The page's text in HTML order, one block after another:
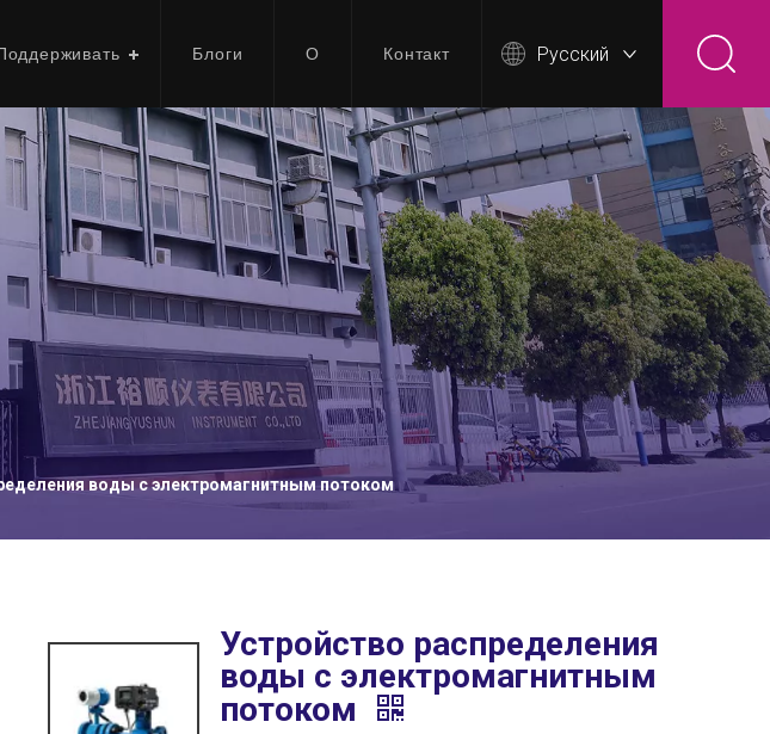
Блоги О Контакт Pусский
воды с электромагнитным потоком
Устройство распределения
воды с электромагнитным
потоком